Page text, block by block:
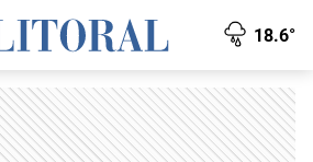
18.6°